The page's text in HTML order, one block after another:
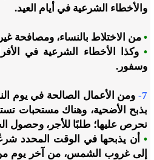
والأخطاء الشرعية في أيام العيد.
• من الاختلاط بالنساء، ومصافحة
• وكذا الأخطاء الشرعية في
وسفور.
7-
ومن الأعمال الصالحة في يوم
بذبح الأضحية، وهناك مستحبات
نحرص عليها؛ طلبًا للأجر، وحصول
• أن يذبحها في الوقت المحدد
إلى غروب الشمس، من آخر يوم من